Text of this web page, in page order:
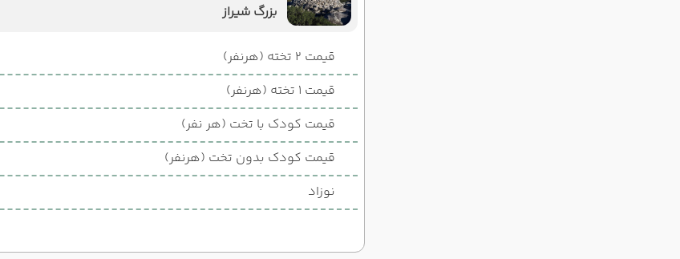
بزرگ شیراز
قیمت 2 تخته (هرنفر)
قیمت 1 تخته (هرنفر)
قیمت کودک با تخت (هر نفر)
قیمت کودک بدون تخت (هرنفر)
نوزاد